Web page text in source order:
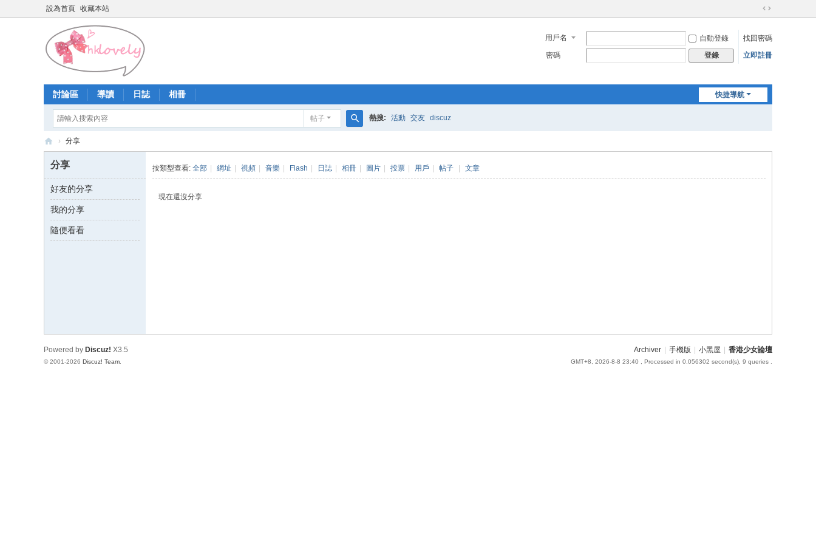
設為首頁 收藏本站
切
到
寬
用戶名 自動登錄
找回密碼
密碼
登錄 立即註冊
快捷導航
討論區 導讀 日誌 相冊
帖子
索
熱搜: 活動 交友 discuz
少
女
論
› 分享
分享
好友的分享
我的分享
隨便看看
按類型查看: 全部 網址 視頻 音樂 Flash 日誌 相冊 圖片 投票 用戶 帖子 文章
現在還沒分享
Archiver 手機版 小黑屋 香港少女論壇
GMT+8, 2026-8-8 23:40 , Processed in 0.056302 second(s), 9 queries .
Powered by Discuz! X3.5
© 2001-2026 Discuz! Team